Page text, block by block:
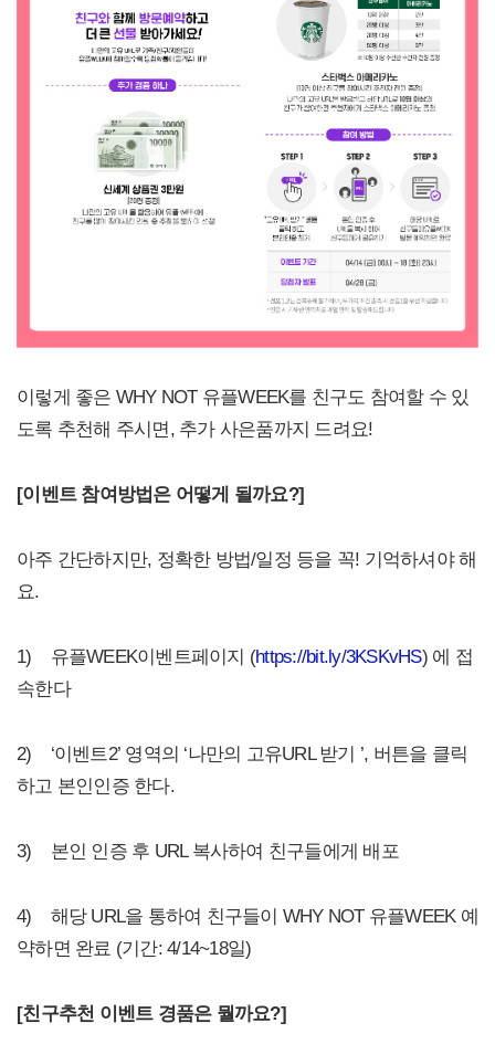
이렇게 좋은 WHY NOT 유플WEEK를 친구도 참여할 수 있
도록 추천해 주시면, 추가 사은품까지 드려요!
[이벤트 참여방법은 어떻게 될까요?]
아주 간단하지만, 정확한 방법/일정 등을 꼭! 기억하셔야 해
요.
1) 유플WEEK이벤트페이지 (https://bit.ly/3KSKvHS) 에 접
속한다
2) ‘이벤트2’ 영역의 ‘나만의 고유URL 받기 ’, 버튼을 클릭
하고 본인인증 한다.
3) 본인 인증 후 URL 복사하여 친구들에게 배포
4) 해당 URL을 통하여 친구들이 WHY NOT 유플WEEK 예
약하면 완료 (기간: 4/14~18일)
[친구추천 이벤트 경품은 뭘까요?]